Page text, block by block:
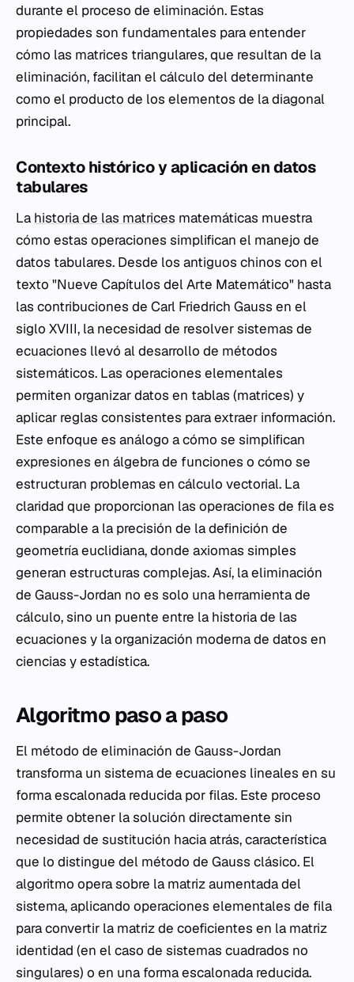
durante el proceso de eliminación. Estas
propiedades son fundamentales para entender
cómo las matrices triangulares, que resultan de la
eliminación, facilitan el cálculo del determinante
como el producto de los elementos de la diagonal
principal.
Contexto histórico y aplicación en datos
tabulares
La historia de las matrices matemáticas muestra
cómo estas operaciones simplifican el manejo de
datos tabulares. Desde los antiguos chinos con el
texto "Nueve Capítulos del Arte Matemático" hasta
las contribuciones de Carl Friedrich Gauss en el
siglo XVIII, la necesidad de resolver sistemas de
ecuaciones llevó al desarrollo de métodos
sistemáticos. Las operaciones elementales
permiten organizar datos en tablas (matrices) y
aplicar reglas consistentes para extraer información.
Este enfoque es análogo a cómo se simplifican
expresiones en álgebra de funciones o cómo se
estructuran problemas en cálculo vectorial. La
claridad que proporcionan las operaciones de fila es
comparable a la precisión de la definición de
geometría euclidiana, donde axiomas simples
generan estructuras complejas. Así, la eliminación
de Gauss-Jordan no es solo una herramienta de
cálculo, sino un puente entre la historia de las
ecuaciones y la organización moderna de datos en
ciencias y estadística.
Algoritmo paso a paso
El método de eliminación de Gauss-Jordan
transforma un sistema de ecuaciones lineales en su
forma escalonada reducida por filas. Este proceso
permite obtener la solución directamente sin
necesidad de sustitución hacia atrás, característica
que lo distingue del método de Gauss clásico. El
algoritmo opera sobre la matriz aumentada del
sistema, aplicando operaciones elementales de fila
para convertir la matriz de coeficientes en la matriz
identidad (en el caso de sistemas cuadrados no
singulares) o en una forma escalonada reducida.